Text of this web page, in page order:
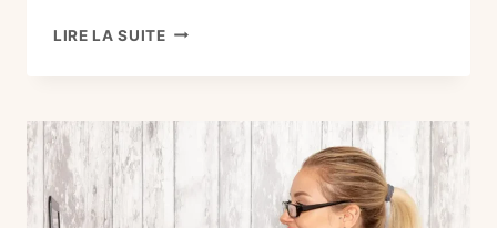
LIRE LA SUITEMARKETING
7
STRATÉGIES
VOTRE